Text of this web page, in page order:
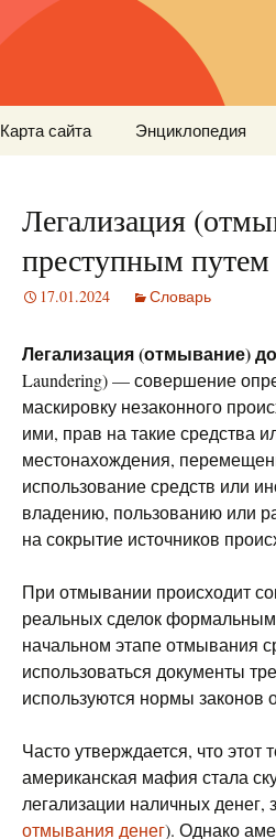
Карта сайта Энциклопедия
Легализация
преступным путем
17.01.2024 Словарь
Легализация (отмывание)
Laundering) — совершение
маскировку незаконного
ими, прав на такие средства
местонахождения,
использование средств или
владению, пользованию или
на сокрытие источников
При отмывании происходит
реальных сделок
начальном этапе отмывания
использоваться документы
используются нормы законов
Часто утверждается, что
американская мафия стала
легализации наличных
отмывания денег). Однако